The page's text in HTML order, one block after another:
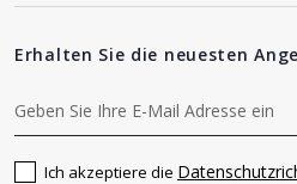
Erhalten Sie die neuesten
Ich akzeptiere die